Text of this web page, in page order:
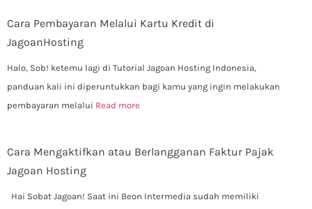
Cara Pembayaran Melalui Kartu Kredit di
JagoanHosting
Halo, Sob! ketemu lagi di Tutorial Jagoan Hosting Indonesia,
panduan kali ini diperuntukkan bagi kamu yang ingin melakukan
pembayaran melalui Read more
Cara Mengaktifkan atau Berlangganan Faktur Pajak
Jagoan Hosting
Hai Sobat Jagoan! Saat ini Beon Intermedia sudah memiliki